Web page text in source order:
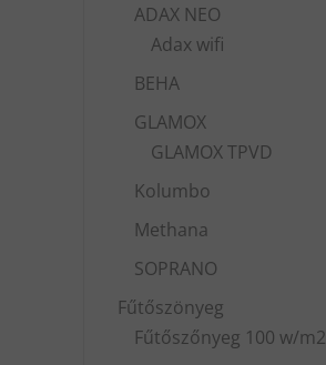
ADAX NEO
Adax wifi
BEHA
GLAMOX
GLAMOX TPVD
Kolumbo
Methana
SOPRANO
Fűtőszönyeg
Fűtőszőnyeg 100 w/m2